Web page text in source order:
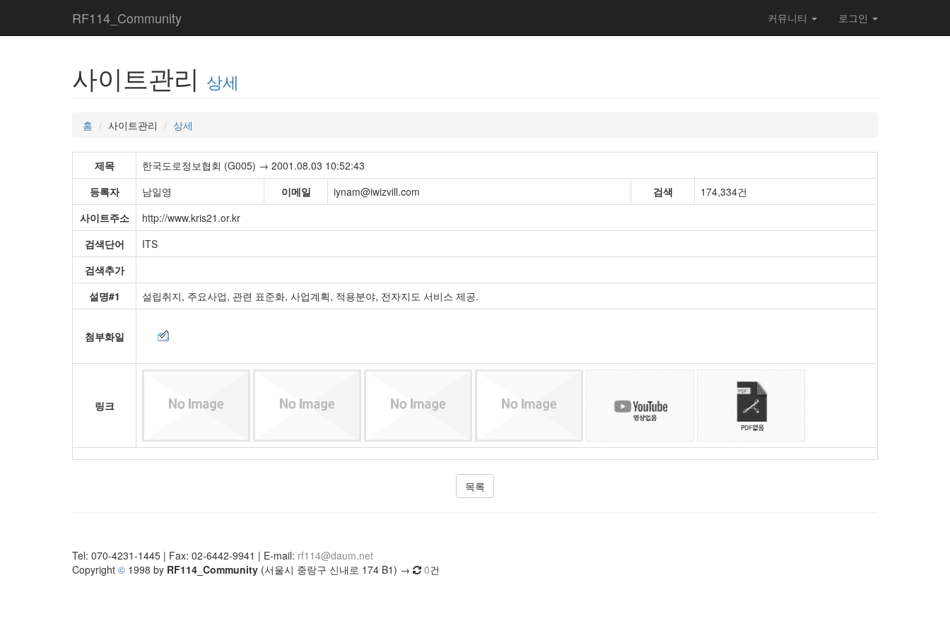
RF114_Community 커뮤니티 로그인
사이트관리 상세
홈 사이트관리 상세
제목
한국도로정보협회 (G005) → 2001.08.03 10:52:43
등록자
남일영 이메일 iynam@iwizvill.com 검색
174,334건
사이트주소
http://www.kris21.or.kr
검색단어
ITS
검색추가
설명#1
설립취지, 주요사업, 관련 표준화, 사업계획, 적용분야, 전자지도 서비스 제공.
첨부화일
링크
목록
Tel: 070-4231-1445 | Fax: 02-6442-9941 | E-mail: rf114@daum.net
Copyright © 1998 by RF114_Community (서울시 중랑구 신내로 174 B1) → 0건